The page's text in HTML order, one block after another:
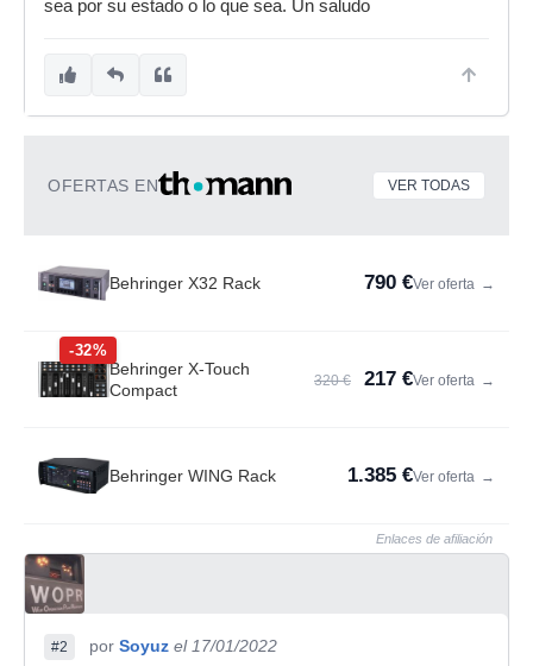
sea por su estado o lo que sea. Un saludo
OFERTAS EN VER TODAS
Behringer X32 Rack 790 €Ver oferta →
-32%
Behringer X-Touch
Compact
320 € 217 €Ver oferta →
Behringer WING Rack 1.385 €Ver oferta →
Enlaces de afiliación
#2 por Soyuz el 17/01/2022